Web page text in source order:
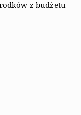
z budżetu